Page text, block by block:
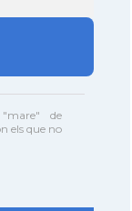
de
els que no